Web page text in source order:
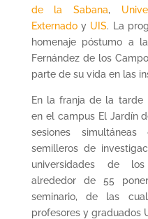
de la Sabana,
Externadoy UIS. La
homenaje póstumo a
Fernández de los
parte de su vida en las
En la franja de la tarde
en el campus El Jardín
sesiones
semilleros de
universidades de los
alrededor de 55
seminario, de las
profesores y graduados